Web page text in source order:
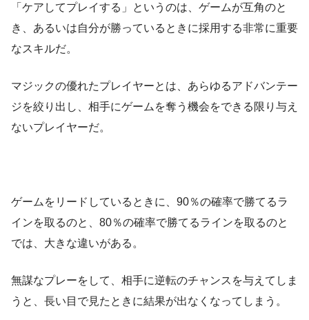
「ケアしてプレイする」というのは、ゲームが互角のと
き、あるいは自分が勝っているときに採用する非常に重要
なスキルだ。
マジックの優れたプレイヤーとは、あらゆるアドバンテー
ジを絞り出し、相手にゲームを奪う機会をできる限り与え
ないプレイヤーだ。
ゲームをリードしているときに、90％の確率で勝てるラ
インを取るのと、80％の確率で勝てるラインを取るのと
では、大きな違いがある。
無謀なプレーをして、相手に逆転のチャンスを与えてしま
うと、長い目で見たときに結果が出なくなってしまう。